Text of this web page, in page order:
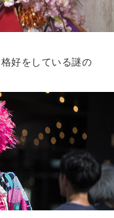
好をしている謎の